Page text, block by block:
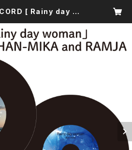
[ Rainy day wo
MIKA SHOP